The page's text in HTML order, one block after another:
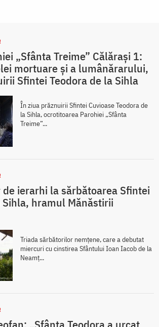
„Sfânta Treime” Călărași 1:
mortuare și a lumânărarului,
Sfintei Teodora de la Sihla
În ziua prăznuirii Sfintei Cuvioase Teodora de
la Sihla, ocrotitoarea Parohiei „Sfânta
Treime”...
de ierarhi la sărbătoarea Sfintei
Sihla, hramul Mănăstirii
Triada sărbătorilor nemțene, care a debutat
miercuri cu cinstirea Sfântului Ioan Iacob de la
Neamț...